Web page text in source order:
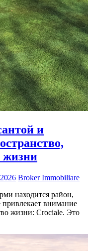
и
жизни
Broker Immobiliare
находится район,
внимание
жизни: Crociale. Это